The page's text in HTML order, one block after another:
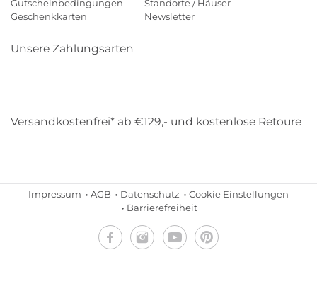
Gutscheinbedingungen
Geschenkkarten
Standorte / Häuser
Newsletter
Unsere Zahlungsarten
Versandkostenfrei* ab €129,- und kostenlose Retoure
Impressum AGB Datenschutz
Cookie Einstellungen
Barrierefreiheit